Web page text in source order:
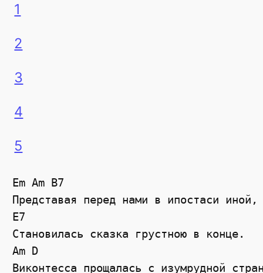
1
2
3
4
5
Em Am B7
Представая перед нами в ипостаси
E7
Становилась сказка грустною в конце.
Am D
Виконтесса прощалась с изумрудной